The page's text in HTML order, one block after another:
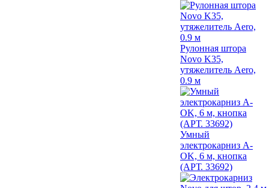
Рулонная штора
Novo K35,
утяжелитель Aero,
0.9 м
Умный
электрокарниз A-
OK, 6 м, кнопка
(АРТ. 33692)